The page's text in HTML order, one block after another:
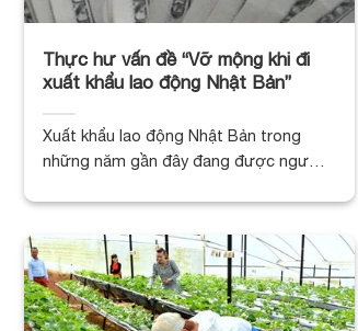
Thực hư vấn đề “Vỡ mộng khi đi
xuất khẩu lao động Nhật Bản”
Xuất khẩu lao động Nhật Bản trong
những năm gần đây đang được người